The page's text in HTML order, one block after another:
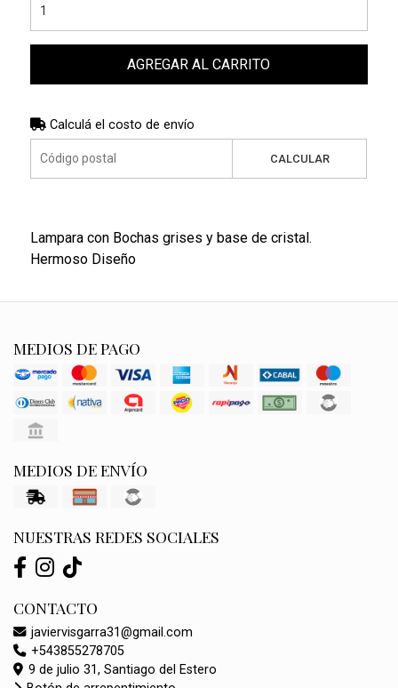
AGREGAR AL CARRITO
Calculá el costo de envío
CALCULAR
Lampara con Bochas grises y base de cristal.
Hermoso Diseño
MEDIOS DE PAGO
MEDIOS DE ENVÍO
NUESTRAS REDES SOCIALES
CONTACTO
javiervisgarra31@gmail.com
+543855278705
9 de julio 31, Santiago del Estero